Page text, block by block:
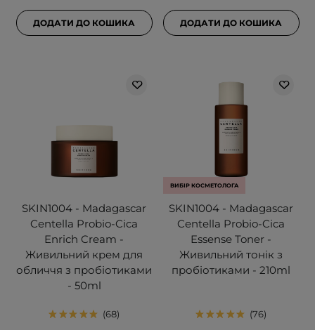
ДОДАТИ ДО КОШИКА ДОДАТИ ДО КОШИКА
SKIN1004 - Madagascar
Centella Probio-Cica
Enrich Cream -
Живильний крем для
обличчя з пробіотиками
- 50ml
68
ВИБІР КОСМЕТОЛОГА
SKIN1004 - Madagascar
Centella Probio-Cica
Essense Toner -
Живильний тонік з
пробіотиками - 210ml
76